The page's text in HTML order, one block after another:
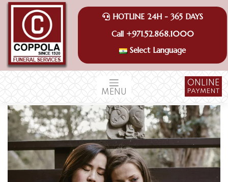
Skip
content
HOTLINE 24H - 365 DAYS
Call +971.52.868.1000
Select Language
MENU
ONLINE
PAYMENT